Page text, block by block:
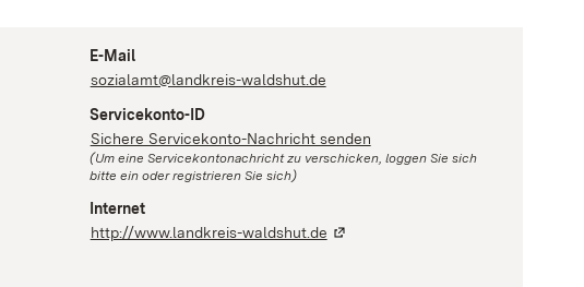
E-Mail
sozialamt@landkreis-waldshut.de
Servicekonto-ID
Sichere Servicekonto-Nachricht senden
(Um eine Servicekontonachricht zu verschicken, loggen Sie sich
bitte ein oder registrieren Sie sich)
Internet
http://www.landkreis-waldshut.de